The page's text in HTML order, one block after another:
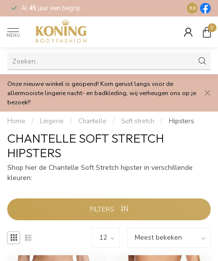
Al 45 jaar een begrip Gratis
9.0
MENU
0
Onze nieuwe winkel is geopend! Kom gerust langs voor de
allermooiste lingerie nacht- en badkleding, wij verheugen ons op je
bezoek!!
Home / Lingerie / Chantelle / Soft stretch / Hipsters
CHANTELLE SOFT STRETCH
HIPSTERS
Shop hier de Chantelle Soft Stretch hipster in verschillende
kleuren:
FILTERS